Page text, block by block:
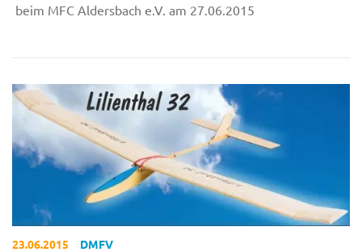
beim MFC Aldersbach e.V. am 27.06.2015
23.06.2015 DMFV